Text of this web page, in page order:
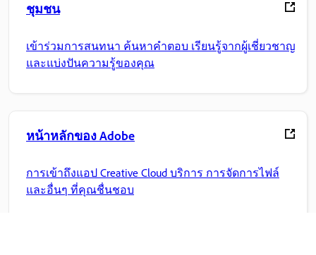
ชุมชน
เข้าร่วมการสนทนา ค้นหาคำตอบ เรียนรู้จากผู้เชี่ยวชาญ
และแบ่งปันความรู้ของคุณ
หน้าหลักของ Adobe
การเข้าถึงแอป Creative Cloud บริการ การจัดการไฟล์
และอื่นๆ ที่คุณชื่นชอบ